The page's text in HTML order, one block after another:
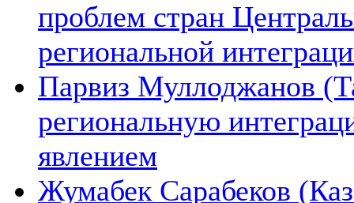
проблем стран
региональной
Парвиз Муллоджанов
региональную
явлением
Жумабек Сарабеков